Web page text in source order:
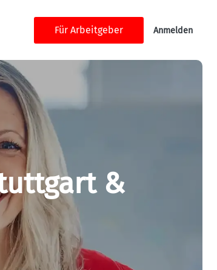
Für Arbeitgeber Anmelden
&